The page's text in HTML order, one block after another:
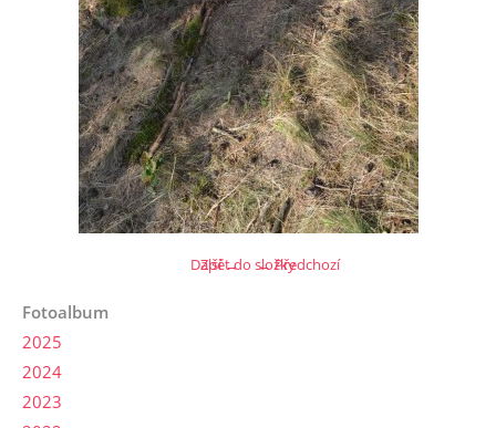
← Předchozí
Další →
Zpět do složky
Fotoalbum
2025
2024
2023